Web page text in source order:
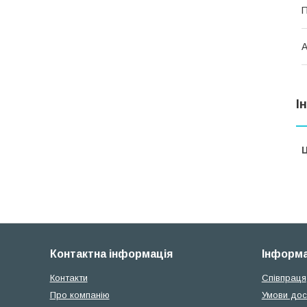
Контактна інформація
Контакти
Про компанію
Співпраця
Умови